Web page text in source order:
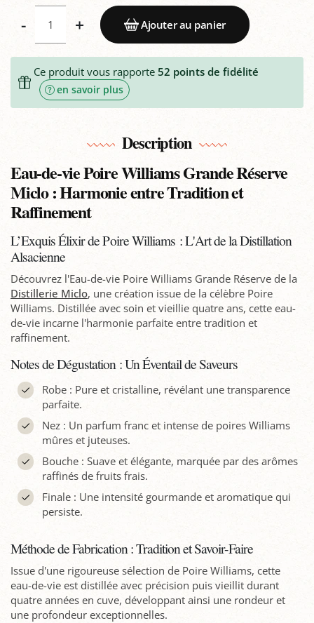
- + Ajouter au panier
Ce produit vous rapporte52 points de fidélité
en savoir plus
Description
Eau-de-vie Poire Williams Grande Réserve
Miclo : Harmonie entre Tradition et
Raffinement
L’Exquis Élixir de Poire Williams : L'Art de la Distillation
Alsacienne
Découvrez l'Eau-de-vie Poire Williams Grande Réserve de la
Distillerie Miclo, une création issue de la célèbre Poire
Williams. Distillée avec soin et vieillie quatre ans, cette eau-
de-vie incarne l'harmonie parfaite entre tradition et
raffinement.
Notes de Dégustation : Un Éventail de Saveurs
Robe : Pure et cristalline, révélant une transparence
parfaite.
Nez : Un parfum franc et intense de poires Williams
mûres et juteuses.
Bouche : Suave et élégante, marquée par des arômes
raffinés de fruits frais.
Finale : Une intensité gourmande et aromatique qui
persiste.
Méthode de Fabrication : Tradition et Savoir-Faire
Issue d'une rigoureuse sélection de Poire Williams, cette
eau-de-vie est distillée avec précision puis vieillit durant
quatre années en cuve, développant ainsi une rondeur et
une profondeur exceptionnelles.